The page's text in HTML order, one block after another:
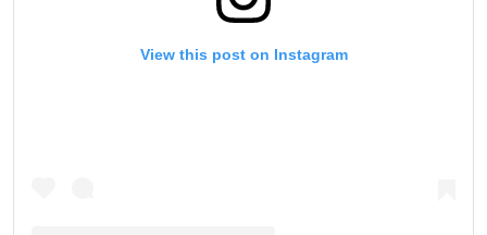
View this post on Instagram